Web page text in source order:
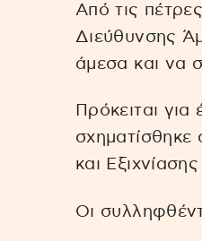
Από τις
Διεύθυνσης
άμεσα και να
Πρόκειται
σχηματίσθηκε
και
Οι